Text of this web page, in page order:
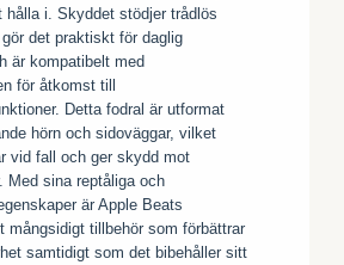
hålla i. Skyddet stödjer trådlös
det praktiskt för daglig
är kompatibelt med
för åtkomst till
Detta fodral är utformat
hörn och sidoväggar, vilket
vid fall och ger skydd mot
Med sina reptåliga och
är Apple Beats
mångsidigt tillbehör som förbättrar
samtidigt som det bibehåller sitt